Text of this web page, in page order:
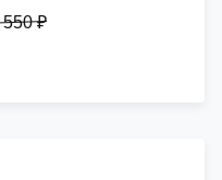
₽